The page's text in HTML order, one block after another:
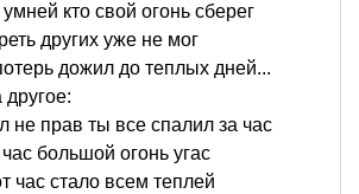
кто свой огонь сберег
других уже не мог
дожил до теплых дней...
другое:
не прав ты все спалил за час
большой огонь угас
час стало всем теплей